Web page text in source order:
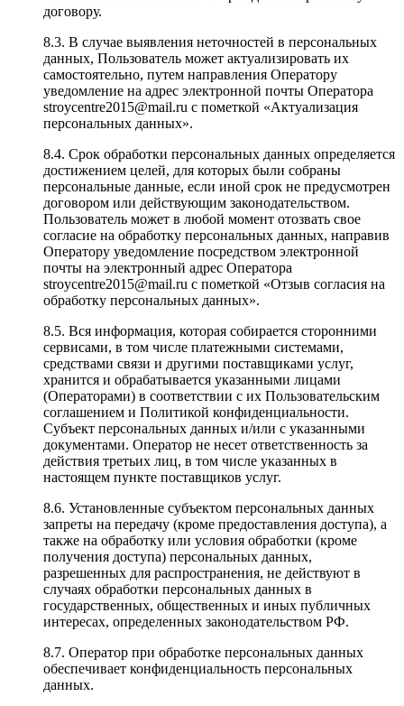
договору.
8.3. В случае выявления неточностей в персональных
данных, Пользователь может актуализировать их
самостоятельно, путем направления Оператору
уведомление на адрес электронной почты Оператора
stroycentre2015@mail.ru с пометкой «Актуализация
персональных данных».
8.4. Срок обработки персональных данных определяется
достижением целей, для которых были собраны
персональные данные, если иной срок не предусмотрен
договором или действующим законодательством.
Пользователь может в любой момент отозвать свое
согласие на обработку персональных данных, направив
Оператору уведомление посредством электронной
почты на электронный адрес Оператора
stroycentre2015@mail.ru с пометкой «Отзыв согласия на
обработку персональных данных».
8.5. Вся информация, которая собирается сторонними
сервисами, в том числе платежными системами,
средствами связи и другими поставщиками услуг,
хранится и обрабатывается указанными лицами
(Операторами) в соответствии с их Пользовательским
соглашением и Политикой конфиденциальности.
Субъект персональных данных и/или с указанными
документами. Оператор не несет ответственность за
действия третьих лиц, в том числе указанных в
настоящем пункте поставщиков услуг.
8.6. Установленные субъектом персональных данных
запреты на передачу (кроме предоставления доступа), а
также на обработку или условия обработки (кроме
получения доступа) персональных данных,
разрешенных для распространения, не действуют в
случаях обработки персональных данных в
государственных, общественных и иных публичных
интересах, определенных законодательством РФ.
8.7. Оператор при обработке персональных данных
обеспечивает конфиденциальность персональных
данных.